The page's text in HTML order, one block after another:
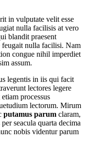
in vulputate velit esse
nulla facilisis at vero
blandit praesent
feugait nulla facilisi. Nam
congue nihil imperdiet
assum.
legentis in iis qui facit
lectores legere
processus
lectorum. Mirum
putamus parum claram,
seacula quarta decima
nobis videntur parum